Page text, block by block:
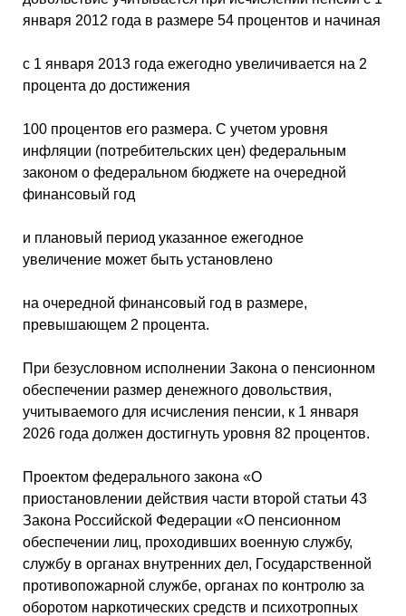
января 2012 года в размере 54 процентов и начиная
с 1 января 2013 года ежегодно увеличивается на 2
процента до достижения
100 процентов его размера. С учетом уровня
инфляции (потребительских цен) федеральным
законом о федеральном бюджете на очередной
финансовый год
и плановый период указанное ежегодное
увеличение может быть установлено
на очередной финансовый год в размере,
превышающем 2 процента.
При безусловном исполнении Закона о пенсионном
обеспечении размер денежного довольствия,
учитываемого для исчисления пенсии, к 1 января
2026 года должен достигнуть уровня 82 процентов.
Проектом федерального закона «О
приостановлении действия части второй статьи 43
Закона Российской Федерации «О пенсионном
обеспечении лиц, проходивших военную службу,
службу в органах внутренних дел, Государственной
противопожарной службе, органах по контролю за
оборотом наркотических средств и психотропных